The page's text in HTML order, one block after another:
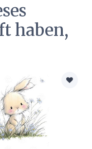
haben,